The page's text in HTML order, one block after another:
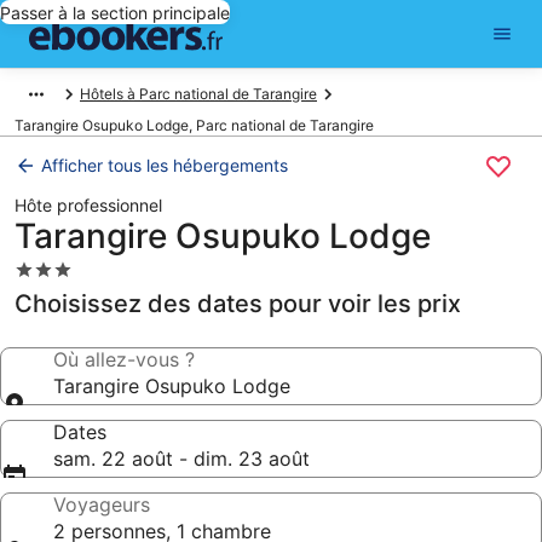
Passer à la section principale
Hôtels à Parc national de Tarangire
Tarangire Osupuko Lodge, Parc national de Tarangire
Afficher tous les hébergements
Hôte professionnel
Tarangire Osupuko Lodge
Hébergement
3.0 étoiles
Choisissez des dates pour voir les prix
Où allez-vous ?
Tarangire Osupuko Lodge
Dates
sam. 22 août - dim. 23 août
Voyageurs
2 personnes, 1 chambre